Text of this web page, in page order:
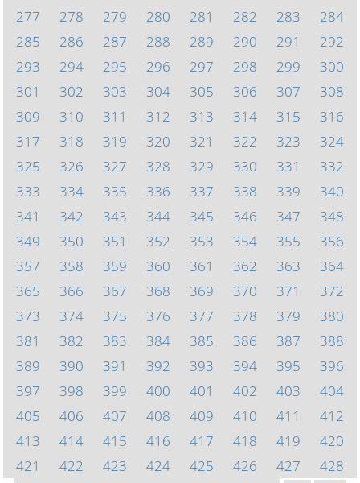
277
278 279 280 281 282 283
284
285
286 287 288 289 290 291
292
293
294 295 296 297 298 299
300
301
302 303 304 305 306 307
308
309
310 311 312 313 314 315
316
317
318 319 320 321 322 323
324
325
326 327 328 329 330 331
332
333
334 335 336 337 338 339
340
341
342 343 344 345 346 347
348
349
350 351 352 353 354 355
356
357
358 359 360 361 362 363
364
365
366 367 368 369 370 371
372
373
374 375 376 377 378 379
380
381
382 383 384 385 386 387
388
389
390 391 392 393 394 395
396
397
398 399 400 401 402 403
404
405
406 407 408 409 410 411
412
413
414 415 416 417 418 419
420
421
422 423 424 425 426 427
428